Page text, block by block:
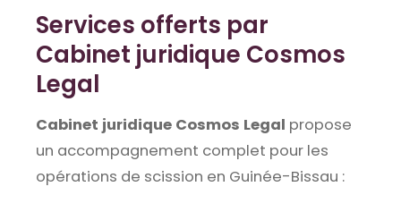
Services offerts par
Cabinet juridique Cosmos
Legal
Cabinet juridique Cosmos Legal propose
un accompagnement complet pour les
opérations de scission en Guinée-Bissau :